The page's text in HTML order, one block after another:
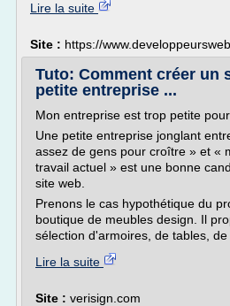
Lire la suite
Site : https://
Tuto: Comment créer un
petite entreprise ...
Mon entreprise est trop petite
Une petite entreprise jonglant
assez de gens pour croître » et «
travail actuel » est une bonne
site web.
Prenons le cas hypothétique du
boutique de meubles design. Il
sélection d'armoires, de tables, de
Lire la suite
Site : verisign.com